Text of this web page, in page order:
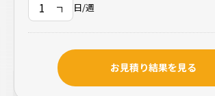
日/週
お見積り結果を見る